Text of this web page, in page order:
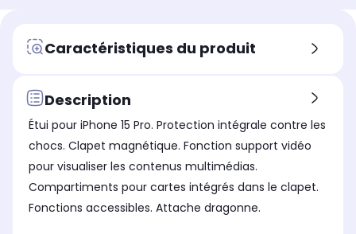
Caractéristiques du produit
Description
Étui pour iPhone 15 Pro. Protection intégrale contre les
chocs. Clapet magnétique. Fonction support vidéo
pour visualiser les contenus multimédias.
Compartiments pour cartes intégrés dans le clapet.
Fonctions accessibles. Attache dragonne.